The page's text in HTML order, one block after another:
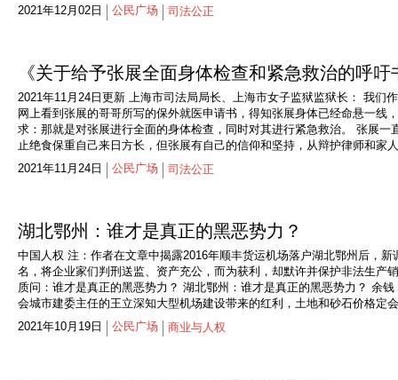
2021年12月02日
公民广场 司法公正
《关于给予张展全面身体检查和紧急救治的呼
2021年11月24日更新 上海市司法局局长、上海市女子监狱监狱长： 我们
网上看到张展的哥哥所写的保外就医申请书，得知张展身体已经命悬一
求：那就是对张展进行全面的身体检查，同时对其进行紧急救治。 张展
止绝食保重自己来日方长，但张展有自己的信仰和坚持，从辩护律师和
2021年11月24日
公民广场 司法公正
湖北鄂州：谁才是真正的黑恶势力？
中国人权 注：作者在文章中揭露2016年顺丰货运机场落户湖北鄂州后，
名，将企业家们判刑送监、资产充公，而为获利，却默许并保护非法生
质问：谁才是真正的黑恶势力？ 湖北鄂州：谁才是真正的黑恶势力？ 余
会城市建委主任的王立深知大型机场建设带来的红利，土地和砂石价格定
2021年10月19日
公民广场 商业与人权